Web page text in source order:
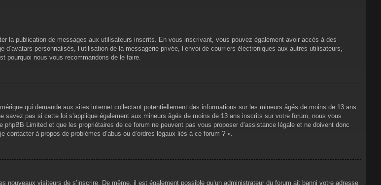
la publication de messages aux utilisateurs inscrits. En vous inscrivant, vous pouvez également avoir accès à des
personnalisés, l’utilisation de la messagerie privée, l’envoi de courriers électroniques aux autres utilisateurs,
pourquoi nous vous recommandons de le faire.
qui demande aux sites internet collectant potentiellement des informations sur les mineurs âgés de moins de 13 ans
pas si cette loi s’applique également aux mineurs âgés de moins de 13 ans inscrits sur votre forum, nous vous
Limited et que les propriétaires de ce forum ne peuvent pas vous proposer d’assistance légale et ne doivent donc
à propos de problèmes d’abus ou d’ordres légaux liés à ce forum ? ».
nouveaux visiteurs de s’inscrire. De même, il est également possible qu’un administrateur du forum ait banni votre adresse